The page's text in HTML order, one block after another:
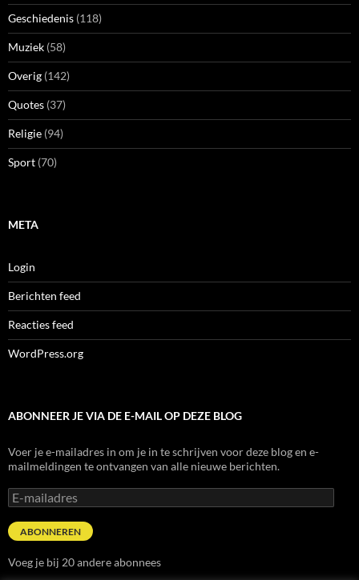
Geschiedenis (118)
Muziek (58)
Overig (142)
Quotes (37)
Religie (94)
Sport (70)
META
Login
Berichten feed
Reacties feed
WordPress.org
ABONNEER JE VIA DE E-MAIL OP DEZE BLOG
Voer je e-mailadres in om je in te schrijven voor deze blog en e-
mailmeldingen te ontvangen van alle nieuwe berichten.
E-
mailadres
ABONNEREN
Voeg je bij 20 andere abonnees